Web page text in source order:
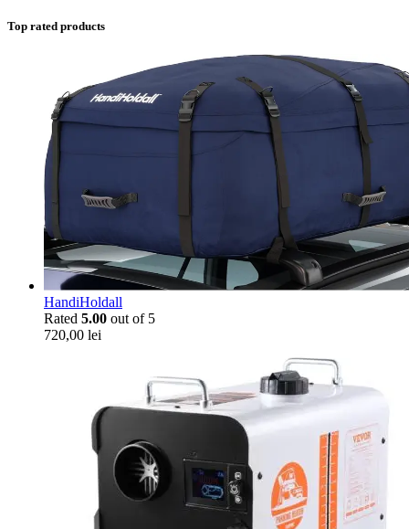
Top rated products
HandiHoldall
Rated 5.00 out of 5
720,00 lei